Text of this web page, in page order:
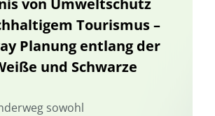
von Umweltschutz
Tourismus –
Planung entlang der
und Schwarze
sowohl